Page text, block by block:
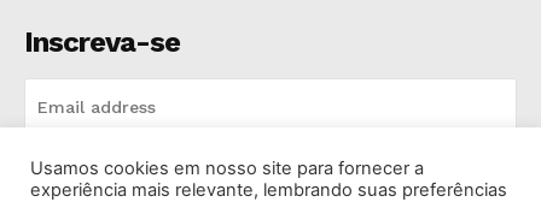
Inscreva-se
INSCREVA-SE
Usamos cookies em nosso site para fornecer a
experiência mais relevante, lembrando suas preferências